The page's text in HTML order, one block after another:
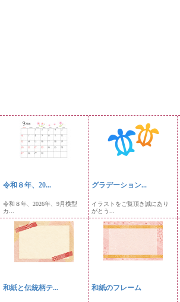
令和８年、20...
令和８年、2026年、9月横型
カ...
グラデーション...
イラストをご覧頂き誠にあり
がとう...
和紙と伝統柄テ... 和紙のフレーム